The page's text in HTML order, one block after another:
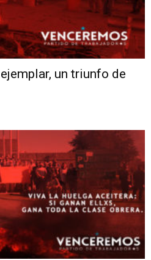
un triunfo de